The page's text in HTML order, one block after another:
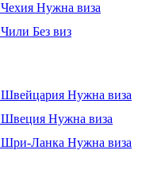
Чехия Нужна виза
Чили Без виз
Швейцария Нужна виза
Швеция Нужна виза
Шри-Ланка Нужна виза